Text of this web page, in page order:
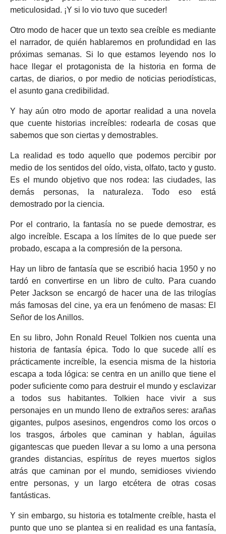
meticulosidad. ¡Y si lo vio tuvo que suceder!
Otro modo de hacer que un texto sea creíble es mediante
el narrador, de quién hablaremos en profundidad en las
próximas semanas. Si lo que estamos leyendo nos lo
hace llegar el protagonista de la historia en forma de
cartas, de diarios, o por medio de noticias periodísticas,
el asunto gana credibilidad.
Y hay aún otro modo de aportar realidad a una novela
que cuente historias increíbles: rodearla de cosas que
sabemos que son ciertas y demostrables.
La realidad es todo aquello que podemos percibir por
medio de los sentidos del oído, vista, olfato, tacto y gusto.
Es el mundo objetivo que nos rodea: las ciudades, las
demás personas, la naturaleza. Todo eso está
demostrado por la ciencia.
Por el contrario, la fantasía no se puede demostrar, es
algo increíble. Escapa a los límites de lo que puede ser
probado, escapa a la compresión de la persona.
Hay un libro de fantasía que se escribió hacia 1950 y no
tardó en convertirse en un libro de culto. Para cuando
Peter Jackson se encargó de hacer una de las trilogías
más famosas del cine, ya era un fenómeno de masas: El
Señor de los Anillos.
En su libro, John Ronald Reuel Tolkien nos cuenta una
historia de fantasía épica. Todo lo que sucede allí es
prácticamente increíble, la esencia misma de la historia
escapa a toda lógica: se centra en un anillo que tiene el
poder suficiente como para destruir el mundo y esclavizar
a todos sus habitantes. Tolkien hace vivir a sus
personajes en un mundo lleno de extraños seres: arañas
gigantes, pulpos asesinos, engendros como los orcos o
los trasgos, árboles que caminan y hablan, águilas
gigantescas que pueden llevar a su lomo a una persona
grandes distancias, espíritus de reyes muertos siglos
atrás que caminan por el mundo, semidioses viviendo
entre personas, y un largo etcétera de otras cosas
fantásticas.
Y sin embargo, su historia es totalmente creíble, hasta el
punto que uno se plantea si en realidad es una fantasía,